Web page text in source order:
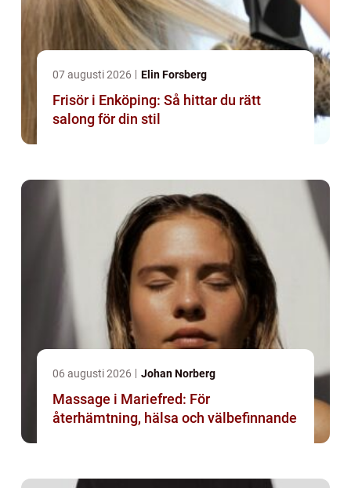
07 augusti 2026 Elin Forsberg
Frisör i Enköping: Så hittar du rätt
salong för din stil
06 augusti 2026 Johan Norberg
Massage i Mariefred: För
återhämtning, hälsa och välbefinnande